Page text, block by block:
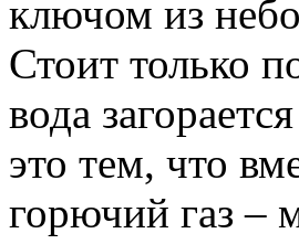
ключом из
Стоит только
вода
это тем, что
горючий газ –